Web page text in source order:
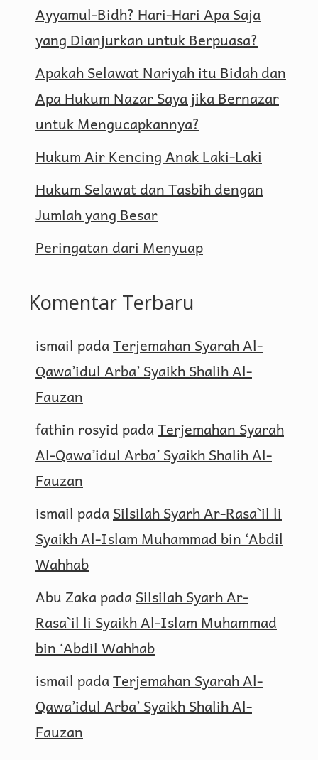
Ayyamul-Bidh? Hari-Hari Apa Saja
yang Dianjurkan untuk Berpuasa?
Apakah Selawat Nariyah itu Bidah dan
Apa Hukum Nazar Saya jika Bernazar
untuk Mengucapkannya?
Hukum Air Kencing Anak Laki-Laki
Hukum Selawat dan Tasbih dengan
Jumlah yang Besar
Peringatan dari Menyuap
Komentar Terbaru
ismail padaTerjemahan Syarah Al-
Qawa’idul Arba’ Syaikh Shalih Al-
Fauzan
fathin rosyid padaTerjemahan Syarah
Al-Qawa’idul Arba’ Syaikh Shalih Al-
Fauzan
ismail padaSilsilah Syarh Ar-Rasa`il li
Syaikh Al-Islam Muhammad bin ‘Abdil
Wahhab
Abu ZakapadaSilsilah Syarh Ar-
Rasa`il li Syaikh Al-Islam Muhammad
bin ‘Abdil Wahhab
ismail padaTerjemahan Syarah Al-
Qawa’idul Arba’ Syaikh Shalih Al-
Fauzan